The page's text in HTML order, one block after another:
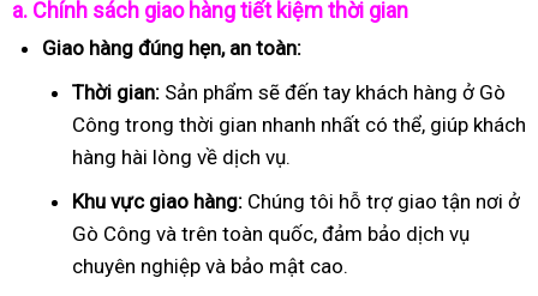
a. Chính sách giao hàng tiết kiệm thời gian
Giao hàng đúng hẹn, an toàn:
Thời gian: Sản phẩm sẽ đến tay khách hàng ở Gò
Công trong thời gian nhanh nhất có thể, giúp khách
hàng hài lòng về dịch vụ.
Khu vực giao hàng: Chúng tôi hỗ trợ giao tận nơi ở
Gò Công và trên toàn quốc, đảm bảo dịch vụ
chuyên nghiệp và bảo mật cao.